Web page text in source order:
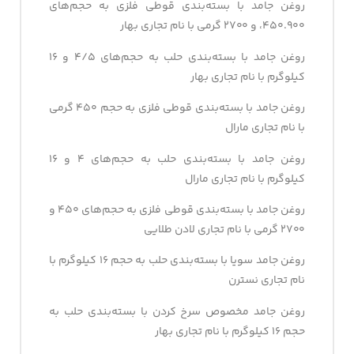
روغن جامد با بسته‌بندی قوطی فلزی به حجم‌های
۴۵۰.۹۰۰، و ۲۷۰۰ گرمی با نام تجاری بهار
روغن جامد با بسته‌بندی حلب به حجم‌های ۴/۵ و ۱۶
کیلوگرم با نام تجاری بهار
روغن جامد با بسته‌بندی قوطی فلزی به حجم ۴۵۰ گرمی
با نام تجاری مارال
روغن جامد با بسته‌بندی حلب به حجم‌های ۴ و ۱۶
کیلوگرم با نام تجاری مارال
روغن جامد با بسته‌بندی قوطی فلزی به حجم‌های ۴۵۰ و
۲۷۰۰ گرمی با نام تجاری لادن طلایی
روغن جامد سویا با بسته‌بندی حلب به حجم ۱۶ کیلوگرم با
نام تجاری نسترن
روغن جامد مخصوص سرخ کردن با بسته‌بندی حلب به
حجم ۱۶ کیلوگرم با نام تجاری بهار